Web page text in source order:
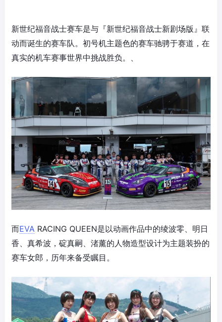
新世纪福音战士赛车是与『新世纪福音战士新剧场版』联
动而诞生的赛车队。初号机主题色的赛车驰骋于赛道，在
真实的机车赛事世界中挑战胜负。、
而EVA RACING QUEEN是以动画作品中的绫波零、明日
香、真希波，碇真嗣、渚薰的人物造型设计为主题装扮的
赛车女郎，历年来备受瞩目。